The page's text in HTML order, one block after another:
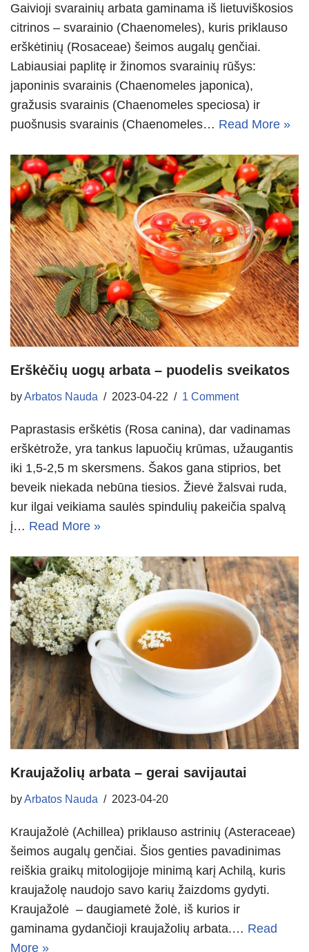
Gaivioji svarainių arbata gaminama iš lietuviškosios
citrinos – svarainio (Chaenomeles), kuris priklauso
erškėtinių (Rosaceae) šeimos augalų genčiai.
Labiausiai paplitę ir žinomos svarainių rūšys:
japoninis svarainis (Chaenomeles japonica),
gražusis svarainis (Chaenomeles speciosa) ir
puošnusis svarainis (Chaenomeles… Read More »
Erškėčių uogų arbata – puodelis sveikatos
byArbatos Nauda 2023-04-22 1 Comment
Paprastasis erškėtis (Rosa canina), dar vadinamas
erškėtrože, yra tankus lapuočių krūmas, užaugantis
iki 1,5-2,5 m skersmens. Šakos gana stiprios, bet
beveik niekada nebūna tiesios. Žievė žalsvai ruda,
kur ilgai veikiama saulės spindulių pakeičia spalvą
į… Read More »
Kraujažolių arbata – gerai savijautai
byArbatos Nauda 2023-04-20
Kraujažolė (Achillea) priklauso astrinių (Asteraceae)
šeimos augalų genčiai. Šios genties pavadinimas
reiškia graikų mitologijoje minimą karį Achilą, kuris
kraujažolę naudojo savo karių žaizdoms gydyti.
Kraujažolė – daugiametė žolė, iš kurios ir
gaminama gydančioji kraujažolių arbata.… Read
More »